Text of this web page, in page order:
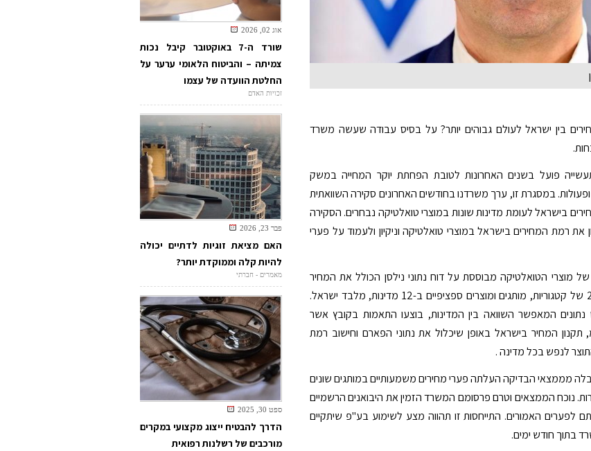
בין ישראל לעולם גבוהים יותר? על בסיס עבודה שעשה משרד
פועל בשנים האחרונות לטובת הפחתת יוקר המחייה במשק
במסגרת זו, ערך משרדנו בחודשים האחרונים סקירה השוואתית
בישראל לעומת מדינות שונות במוצרי טואלטיקה נבחרים. הסקירה
רמת המחירים בישראל במוצרי טואלטיקה וניקיון ולעמוד על פערי
מוצרי הטואלטיקה מבוססת על דוח נתוני נילסן הכולל את המחיר
הממוצע בשנת 2016 של קטגוריות, מותגים ומוצרים ספציפיים ב-12 מדינות, מלבד ישראל.
המאפשר השוואה בין המדינות, בוצעו התאמות בקובץ אשר
תקנון המחיר בישראל באופן שיכלול את נתוני הפארם וחישוב רמת
לנפש בכל מדינה .
מממצאי הבדיקה העלתה פערי מחירים משמעותיים במותגים שונים
נוכח הממצאים וטרם פרסומם המשרד הזמין את היבואנים הרשמיים
לפערים האמורים. התייחסות זו תהווה מצע לשימוע בע"פ שיתקיים
בתוך חודש ימים.
אוג 02, 2026
שורד ה-7 באוקטובר קיבל נכות
צמיתה – והביטוח הלאומי ערער על
החלטת הוועדה של עצמו
זכויות האדם
פבר 23, 2026
האם מציאת זוגיות לדתיים יכולה
להיות קלה וממוקדת יותר?
מאמרים - חברתי
ספט 30, 2025
הדרך להבטיח ייצוג מקצועי במקרים
מורכבים של רשלנות רפואית